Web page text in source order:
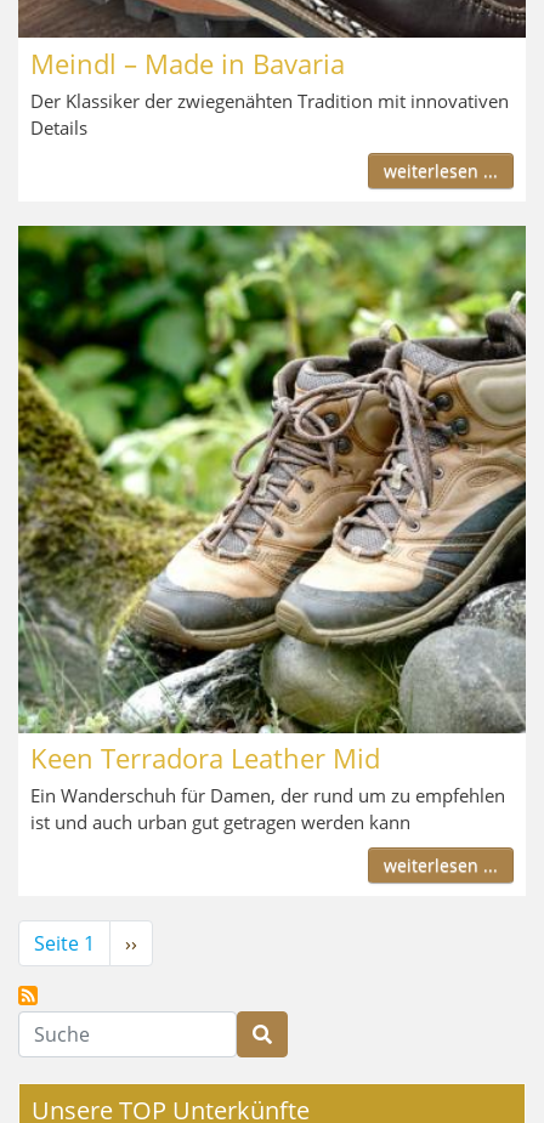
Meindl – Made in Bavaria
Der Klassiker der zwiegenähten Tradition mit innovativen
Details
weiterlesen ...
Keen Terradora Leather Mid
Ein Wanderschuh für Damen, der rund um zu empfehlen
ist und auch urban gut getragen werden kann
weiterlesen ...
Seitennummerierung
Seite 1
Nächste
Seite
››
Suche
Unsere TOP Unterkünfte